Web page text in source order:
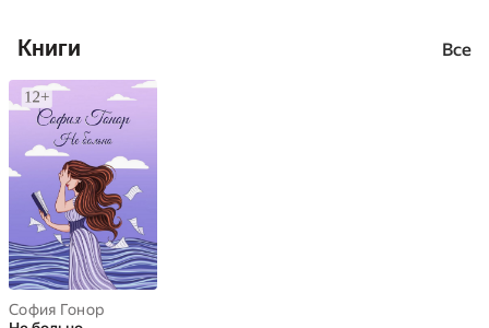
Книги Все
София Гонор